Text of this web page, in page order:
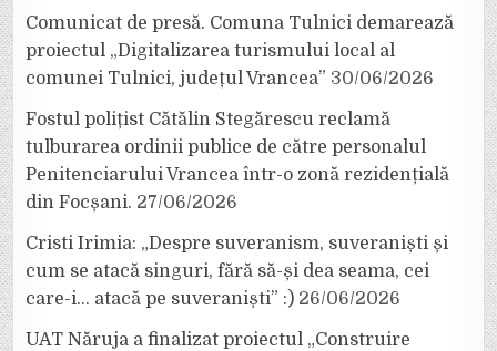
Comunicat de presă. Comuna Tulnici demarează
proiectul „Digitalizarea turismului local al
comunei Tulnici, județul Vrancea” 30/06/2026
Fostul polițist Cătălin Stegărescu reclamă
tulburarea ordinii publice de către personalul
Penitenciarului Vrancea într-o zonă rezidențială
din Focșani. 27/06/2026
Cristi Irimia: „Despre suveranism, suveraniști și
cum se atacă singuri, fără să-și dea seama, cei
care-i… atacă pe suveraniști” :) 26/06/2026
UAT Năruja a finalizat proiectul „Construire